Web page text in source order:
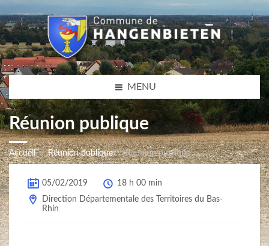
MENU
Réunion publique
Accueil Réunion publique Réunion publique
05/02/2019
18 h 00 min
Direction Départementale des Territoires du Bas-
Rhin